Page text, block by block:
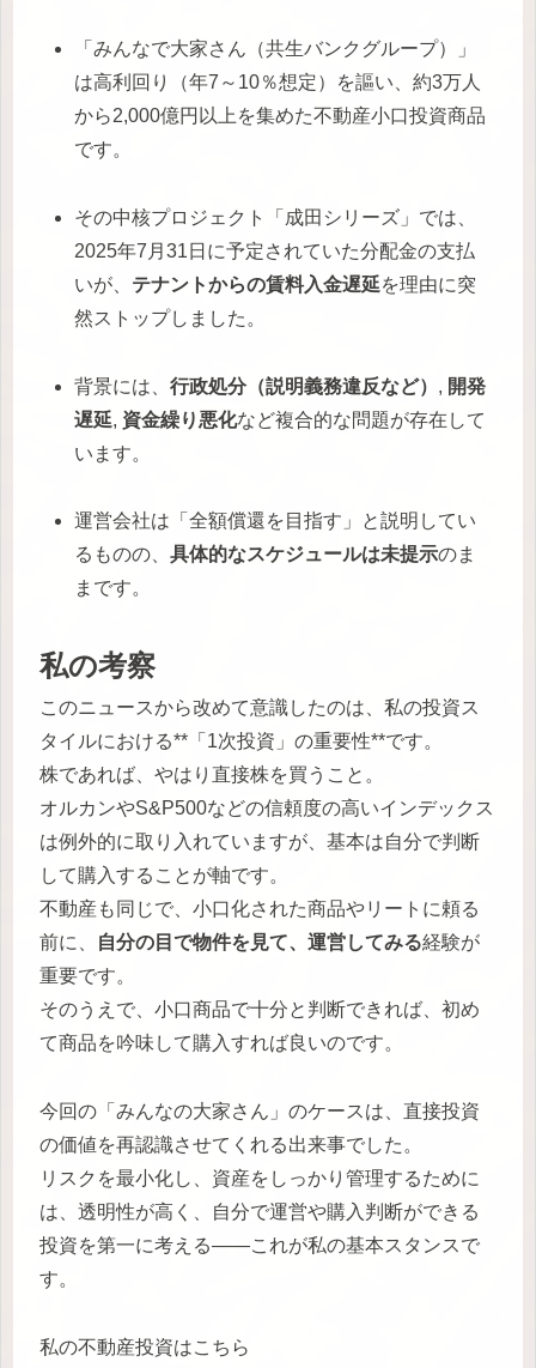
「みんなで大家さん（共生バンクグループ）」
は高利回り（年7～10％想定）を謳い、約3万人
から2,000億円以上を集めた不動産小口投資商品
です。
その中核プロジェクト「成田シリーズ」では、
2025年7月31日に予定されていた分配金の支払
いが、 テナントからの賃料入金遅延を理由に突
然ストップしました。
背景には、行政処分（説明義務違反など） , 開発
遅延, 資金繰り悪化など複合的な問題が存在して
います。
運営会社は「全額償還を目指す」と説明してい
るものの、具体的なスケジュールは未提示のま
まです。
私の考察
このニュースから改めて意識したのは、私の投資ス
タイルにおける**「1次投資」の重要性**です。
株であれば、やはり直接株を買うこと。
オルカンやS&P500などの信頼度の高いインデックス
は例外的に取り入れていますが、基本は自分で判断
して購入することが軸です。
不動産も同じで、小口化された商品やリートに頼る
前に、
自分の目で物件を見て、運営してみる経験が
重要です。
そのうえで、小口商品で十分と判断できれば、初め
て商品を吟味して購入すれば良いのです。
今回の「みんなの大家さん」のケースは、直接投資
の価値を再認識させてくれる出来事でした。
リスクを最小化し、資産をしっかり管理するために
は、透明性が高く、自分で運営や購入判断ができる
投資を第一に考える――これが私の基本スタンスで
す。
私の不動産投資はこちら